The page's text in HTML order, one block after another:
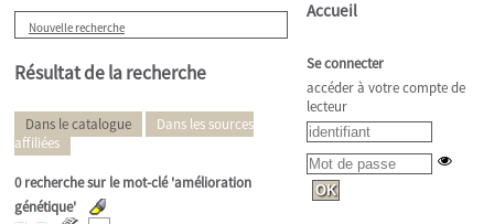
Nouvelle recherche
Résultat de la recherche
Dans le catalogue
Dans les sources
affiliées
0recherche sur le mot-clé'amélioration
génétique'
Accueil
Se connecter
accéder à votre compte de
lecteur